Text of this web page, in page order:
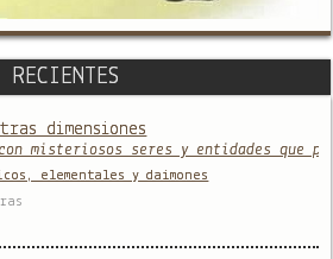
RECIENTES
dimensiones
misteriosos seres y entidades que
elementales y daimones